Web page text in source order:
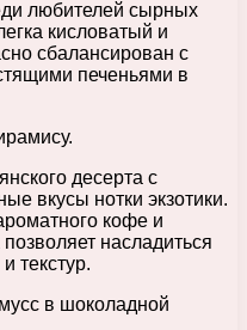
любителей сырных
кисловатый и
сбалансирован с
печеньями в
десерта с
вкусы нотки экзотики.
кофе и
насладиться
текстур.
в шоколадной